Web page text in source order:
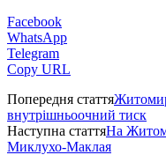
Facebook
WhatsApp
Telegram
Copy URL
Попередня стаття
внутрішньоочний тиск
Наступна статтяНа
Миклухо-Маклая